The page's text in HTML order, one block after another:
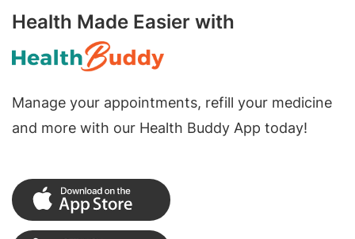
Health Made Easier with
Manage your appointments, refill your medicine
and more with our Health Buddy App today!